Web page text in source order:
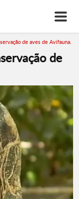
de aves de Avifauna.
de